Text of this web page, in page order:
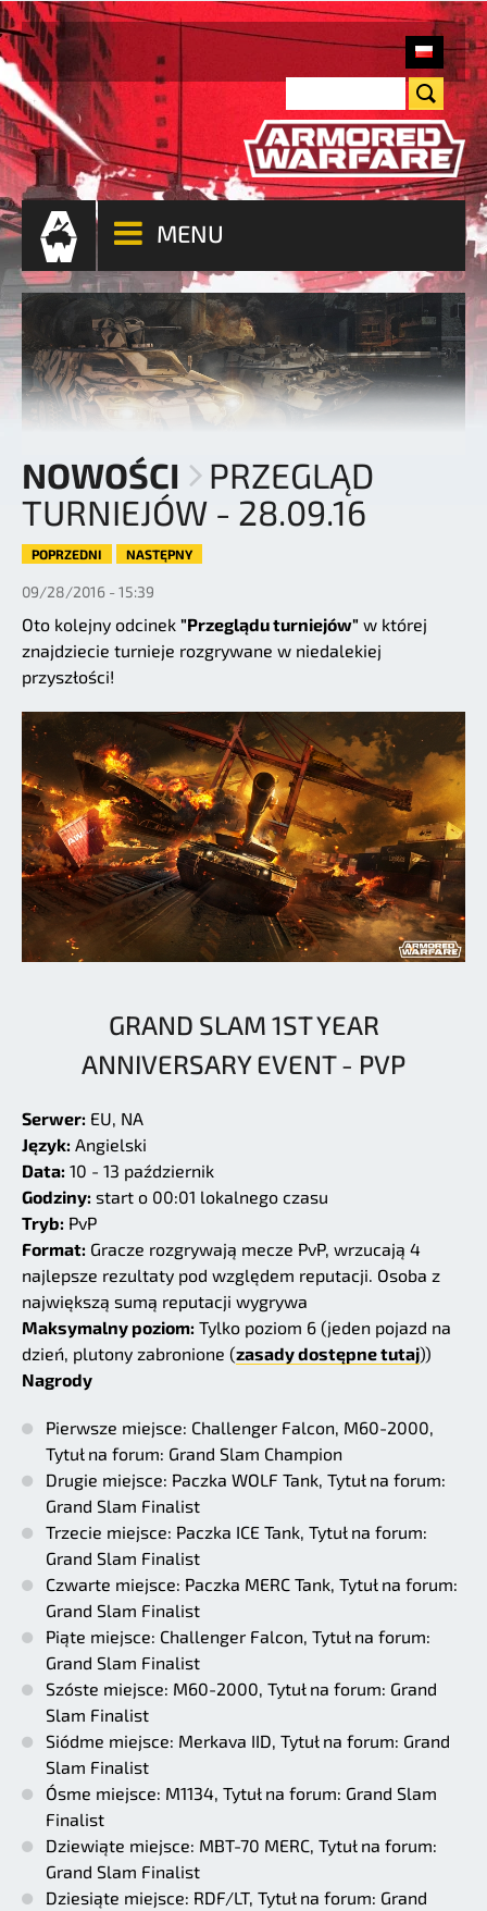
MENU
NOWOŚCI
PRZEGLĄD
TURNIEJÓW - 28.09.16
POPRZEDNI NASTĘPNY
09/28/2016 - 15:39
Oto kolejny odcinek "Przeglądu turniejów" w której
znajdziecie turnieje rozgrywane w niedalekiej
przyszłości!
GRAND SLAM 1ST YEAR
ANNIVERSARY EVENT - PVP
Serwer: EU, NA
Język: Angielski
Data: 10 - 13 październik
Godziny: start o 00:01 lokalnego czasu
Tryb: PvP
Format: Gracze rozgrywają mecze PvP, wrzucają 4
najlepsze rezultaty pod względem reputacji. Osoba z
największą sumą reputacji wygrywa
Maksymalny poziom: Tylko poziom 6 (jeden pojazd na
dzień, plutony zabronione (zasady dostępne tutaj))
Nagrody
Pierwsze miejsce: Challenger Falcon, M60-2000,
Tytuł na forum: Grand Slam Champion
Drugie miejsce: Paczka WOLF Tank, Tytuł na forum:
Grand Slam Finalist
Trzecie miejsce: Paczka ICE Tank, Tytuł na forum:
Grand Slam Finalist
Czwarte miejsce: Paczka MERC Tank, Tytuł na forum:
Grand Slam Finalist
Piąte miejsce: Challenger Falcon, Tytuł na forum:
Grand Slam Finalist
Szóste miejsce: M60-2000, Tytuł na forum: Grand
Slam Finalist
Siódme miejsce: Merkava IID, Tytuł na forum: Grand
Slam Finalist
Ósme miejsce: M1134, Tytuł na forum: Grand Slam
Finalist
Dziewiąte miejsce: MBT-70 MERC, Tytuł na forum:
Grand Slam Finalist
Dziesiąte miejsce: RDF/LT, Tytuł na forum: Grand